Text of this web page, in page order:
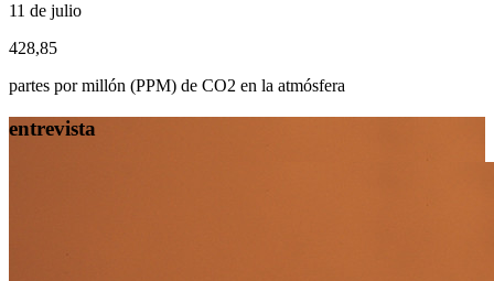
11 de julio
428,85
partes por millón (PPM) de CO2 en la atmósfera
entrevista